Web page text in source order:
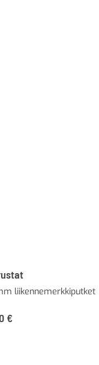
liikennemerkkiputket
€